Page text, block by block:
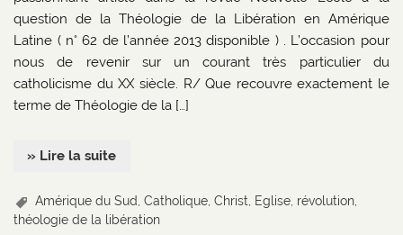
question de la Théologie de la Libération en Amérique
Latine ( n° 62 de l’année 2013 disponible ) . L’occasion pour
nous de revenir sur un courant très particulier du
catholicisme du XX siècle. R/ Que recouvre exactement le
terme de Théologie de la […]
» Lire la suite
Amérique du Sud ,Catholique ,Christ Eglise révolution
théologie de la libération